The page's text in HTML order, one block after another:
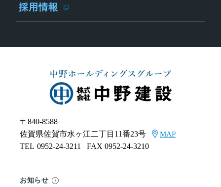
採用情報
〒840-8588
佐賀県佐賀市水ヶ江二丁目11番23号
MAP
TEL 0952-24-3211 FAX 0952-24-3210
お知らせ